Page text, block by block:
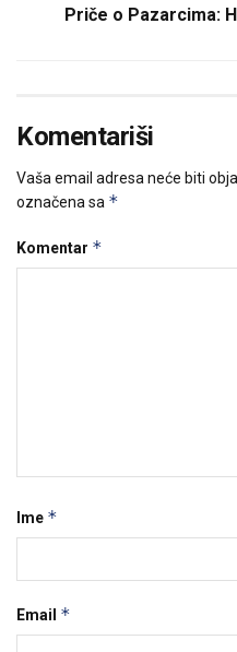
Priče o Pazarcima:
Komentariši
Vaša email adresa neće biti
označena sa *
Komentar *
Ime *
Email *